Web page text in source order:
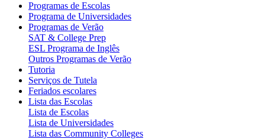
Programas de Escolas
Programa de Universidades
Programas de Verão
SAT & College Prep
ESL Programa de Inglês
Outros Programas de Verão
Tutoria
Serviços de Tutela
Feriados escolares
Lista das Escolas
Lista de Escolas
Lista de Universidades
Lista das Community Colleges